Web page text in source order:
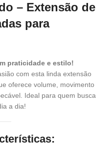
– Extensão de
para
praticidade e estilo!
com esta linda extensão
oferece volume, movimento
Ideal para quem busca
a dia!